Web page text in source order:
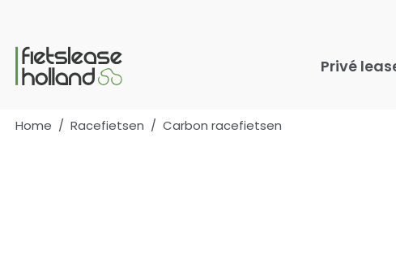
Privé
Home / Racefietsen / Carbon racefietsen